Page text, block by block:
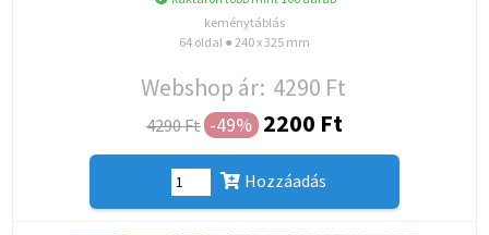
keménytáblás
64 oldal ● 240 x 325 mm
Webshop ár: 4290 Ft
4290 Ft -49% 2200 Ft
Hozzáadás